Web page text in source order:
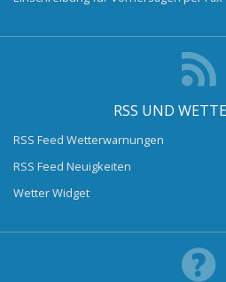
RSS UND
RSS Feed Wetterwarnungen
RSS Feed Neuigkeiten
Wetter Widget